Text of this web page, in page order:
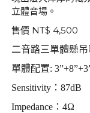
立體音場。
售價 NT$ 4,500
二音路三單體懸
單體配置:
Sensitivity：87dB
Impedance：4Ω